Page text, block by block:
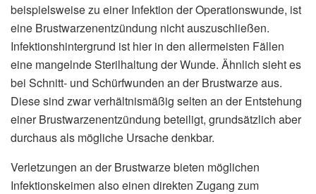
beispielsweise zu einer Infektion der Operationswunde, ist
eine Brustwarzenentzündung nicht auszuschließen.
Infektionshintergrund ist hier in den allermeisten Fällen
eine mangelnde Sterilhaltung der Wunde. Ähnlich sieht es
bei Schnitt- und Schürfwunden an der Brustwarze aus.
Diese sind zwar verhältnismäßig selten an der Entstehung
einer Brustwarzenentzündung beteiligt, grundsätzlich aber
durchaus als mögliche Ursache denkbar.
Verletzungen an der Brustwarze bieten möglichen
Infektionskeimen also einen direkten Zugang zum